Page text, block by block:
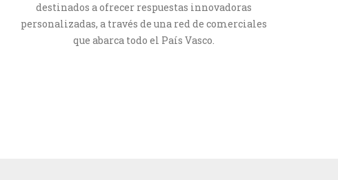
destinados a ofrecer respuestas innovadoras
personalizadas, a través de una red de comerciales
que abarca todo el País Vasco.